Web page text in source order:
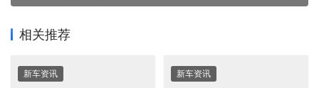
相关推荐
新车资讯 新车资讯